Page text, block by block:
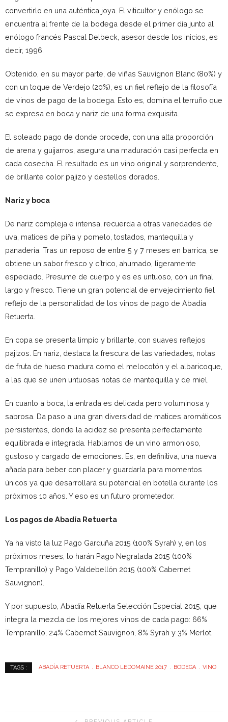
convertirlo en una auténtica joya. El viticultor y enólogo se
encuentra al frente de la bodega desde el primer día junto al
enólogo francés Pascal Delbeck, asesor desde los inicios, es
decir, 1996.
Obtenido, en su mayor parte, de viñas Sauvignon Blanc (80%) y
con un toque de Verdejo (20%), es un fiel reflejo de la filosofía
de vinos de pago de la bodega. Esto es, domina el terruño que
se expresa en boca y nariz de una forma exquisita.
El soleado pago de donde procede, con una alta proporción
de arena y guijarros, asegura una maduración casi perfecta en
cada cosecha. El resultado es un vino original y sorprendente,
de brillante color pajizo y destellos dorados.
Nariz y boca
De nariz compleja e intensa, recuerda a otras variedades de
uva, matices de piña y pomelo, tostados, mantequilla y
panadería. Tras un reposo de entre 5 y 7 meses en barrica, se
obtiene un sabor fresco y cítrico, ahumado, ligeramente
especiado. Presume de cuerpo y es es untuoso, con un final
largo y fresco. Tiene un gran potencial de envejecimiento fiel
reflejo de la personalidad de los vinos de pago de Abadía
Retuerta.
En copa se presenta limpio y brillante, con suaves reflejos
pajizos. En nariz, destaca la frescura de las variedades, notas
de fruta de hueso madura como el melocotón y el albaricoque,
a las que se unen untuosas notas de mantequilla y de miel.
En cuanto a boca, la entrada es delicada pero voluminosa y
sabrosa. Da paso a una gran diversidad de matices aromáticos
persistentes, donde la acidez se presenta perfectamente
equilibrada e integrada. Hablamos de un vino armonioso,
gustoso y cargado de emociones. Es, en definitiva, una nueva
añada para beber con placer y guardarla para momentos
únicos ya que desarrollará su potencial en botella durante los
próximos 10 años. Y eso es un futuro prometedor.
Los pagos de Abadía Retuerta
Ya ha visto la luz Pago Garduña 2015 (100% Syrah) y, en los
próximos meses, lo harán Pago Negralada 2015 (100%
Tempranillo) y Pago Valdebellón 2015 (100% Cabernet
Sauvignon).
Y por supuesto, Abadía Retuerta Selección Especial 2015, que
integra la mezcla de los mejores vinos de cada pago: 66%
Tempranillo, 24% Cabernet Sauvignon, 8% Syrah y 3% Merlot.
TAGS : ABADÍA RETUERTA BLANCO LEDOMAINE 2017 BODEGA VINO